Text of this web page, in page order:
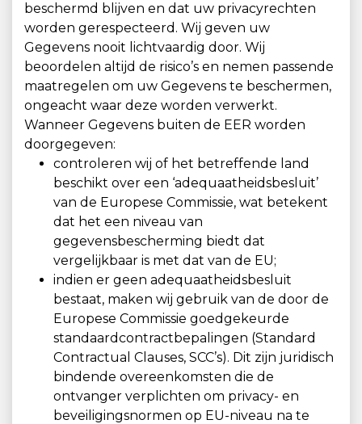
beschermd blijven en dat uw privacyrechten
worden gerespecteerd. Wij geven uw
Gegevens nooit lichtvaardig door. Wij
beoordelen altijd de risico’s en nemen passende
maatregelen om uw Gegevens te beschermen,
ongeacht waar deze worden verwerkt.
Wanneer Gegevens buiten de EER worden
doorgegeven:
controleren wij of het betreffende land
beschikt over een ‘adequaatheidsbesluit’
van de Europese Commissie, wat betekent
dat het een niveau van
gegevensbescherming biedt dat
vergelijkbaar is met dat van de EU;
indien er geen adequaatheidsbesluit
bestaat, maken wij gebruik van de door de
Europese Commissie goedgekeurde
standaardcontractbepalingen (Standard
Contractual Clauses, SCC’s). Dit zijn juridisch
bindende overeenkomsten die de
ontvanger verplichten om privacy- en
beveiligingsnormen op EU-niveau na te